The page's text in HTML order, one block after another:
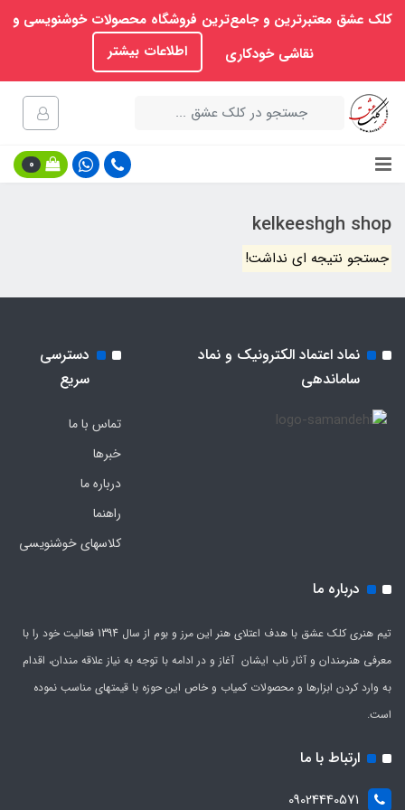
کلک عشق معتبرترین و جامع‌ترین فروشگاه محصولات خوشنویسی و
نقاشی خودکاری
اطلاعات بیشتر
0
kelkeeshgh shop
جستجو نتیجه ای نداشت!
نماد اعتماد الکترونیک و نماد
ساماندهی
دسترسی
سریع
تماس با ما
خبرها
درباره ما
راهنما
کلاسهای خوشنویسی
درباره ما
تیم هنری کلک عشق با هدف اعتلای هنر این مرز و بوم از سال 1394 فعالیت خود را با
معرفی هنرمندان و آثار ناب ایشان آغاز و در ادامه با توجه به نیاز علاقه مندان، اقدام
به وارد کردن ابزارها و محصولات کمیاب و خاص این حوزه با قیمتهای مناسب نموده
است.
ارتباط با ما
09024440571